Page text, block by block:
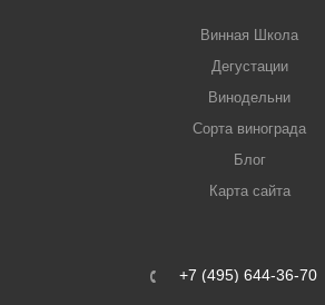
Винная Школа
Дегустации
Винодельни
Сорта винограда
Блог
Карта сайта
+7 (495) 644-36-70